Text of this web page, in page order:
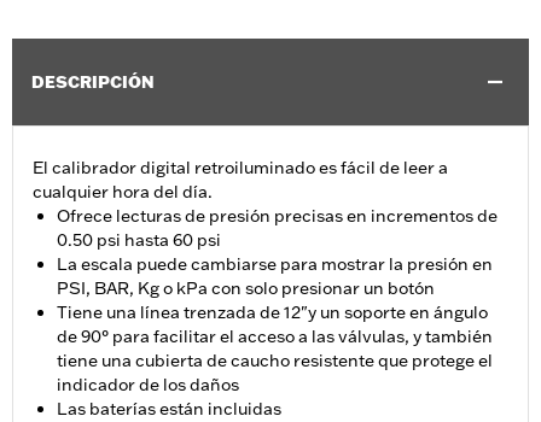
DESCRIPCIÓN
El calibrador digital retroiluminado es fácil de leer a
cualquier hora del día.
Ofrece lecturas de presión precisas en incrementos de
0.50 psi hasta 60 psi
La escala puede cambiarse para mostrar la presión en
PSI, BAR, Kg o kPa con solo presionar un botón
Tiene una línea trenzada de 12"y un soporte en ángulo
de 90° para facilitar el acceso a las válvulas, y también
tiene una cubierta de caucho resistente que protege el
indicador de los daños
Las baterías están incluidas